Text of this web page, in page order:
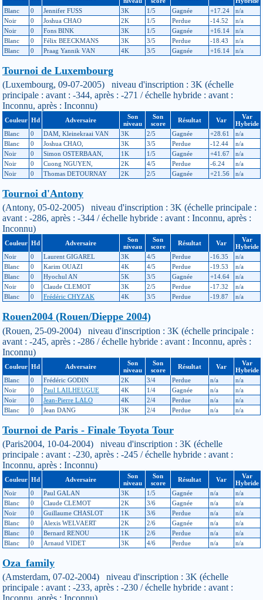
Blanc
0 Jennifer FUSS 3K 1/5 Gagnée +17.24
n/a
Noir
0 Joshua CHAO 2K 1/5 Perdue -14.52
n/a
Noir
0 Fons BINK 3K 1/5 Gagnée +16.14
n/a
Blanc
0 Félix BEECKMANS 3K 3/5 Perdue -18.43
n/a
Blanc
0 Praag Yannik VAN 4K 3/5 Gagnée +16.14 n/a
Tournoi de Luxembourg
(Luxembourg, 09-07-2005) niveau d'inscription : 3K (échelle
principale : avant : -344, après : -271 / échelle hybride : avant :
Inconnu, après : Inconnu)
Couleur Hd Adversaire
Son
niveau
Son
score
Résultat Var
Var
Hybride
Blanc
0 DAM, Kleinekraai VAN 3K 2/5 Gagnée +28.61
n/a
Blanc
0 Joshua CHAO, 3K 3/5 Perdue -12.44
n/a
Noir
0 Simon OSTERBAAN, 1K 1/5 Gagnée +41.67
n/a
Noir
0 Cuong NGUYEN, 2K 4/5 Perdue -6.24
n/a
Noir
0 Thomas DETOURNAY 2K 2/5 Gagnée +21.56 n/a
Tournoi d'Antony
(Antony, 05-02-2005) niveau d'inscription : 3K (échelle principale :
avant : -286, après : -344 / échelle hybride : avant : Inconnu, après :
Inconnu)
Couleur Hd Adversaire
Son
niveau
Son
score
Résultat Var
Var
Hybride
Noir
0 Laurent GIGAREL 3K 4/5 Perdue -16.35
n/a
Blanc
0 Karim OUAZI 4K 4/5 Perdue -19.53
n/a
Blanc
0 Hyochul AN 5K 3/5 Gagnée +14.64
n/a
Noir
0 Claude CLEMOT 3K 2/5 Perdue -17.32
n/a
Blanc
0 Frédéric CHYZAK 4K 3/5 Perdue -19.87 n/a
Rouen2004 (Rouen/Dieppe 2004)
(Rouen, 25-09-2004) niveau d'inscription : 3K (échelle principale :
avant : -245, après : -286 / échelle hybride : avant : Inconnu, après :
Inconnu)
Couleur Hd Adversaire
Son
niveau
Son
score
Résultat Var
Var
Hybride
Blanc
0 Frédéric GODIN 2K 3/4 Perdue n/a
n/a
Noir
0 Paul LAILHEUGUE 4K 1/4 Gagnée n/a
n/a
Noir
0 Jean-Pierre LALO 4K 2/4 Perdue n/a
n/a
Blanc
0 Jean DANG 3K 2/4 Perdue n/a n/a
Tournoi de Paris - Finale Toyota Tour
(Paris2004, 10-04-2004) niveau d'inscription : 3K (échelle
principale : avant : -230, après : -245 / échelle hybride : avant :
Inconnu, après : Inconnu)
Couleur Hd Adversaire
Son
niveau
Son
score
Résultat Var
Var
Hybride
Noir
0 Paul GALAN 3K 1/5 Gagnée n/a
n/a
Blanc
0 Claude CLEMOT 2K 3/6 Gagnée n/a
n/a
Noir
0 Guillaume CHASLOT 1K 3/6 Perdue n/a
n/a
Blanc
0 Alexis WELVAERT 2K 2/6 Gagnée n/a
n/a
Blanc
0 Bernard RENOU 1K 2/6 Perdue n/a
n/a
Blanc
0 Arnaud VIDET 3K 4/6 Perdue n/a n/a
Oza_family
(Amsterdam, 07-02-2004) niveau d'inscription : 3K (échelle
principale : avant : -233, après : -230 / échelle hybride : avant :
Inconnu, après : Inconnu)